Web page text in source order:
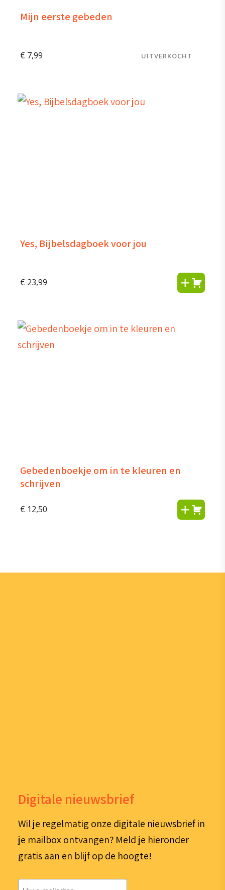
Mijn eerste gebeden
€ 7,99 UITVERKOCHT
Yes, Bijbelsdagboek voor jou
€ 23,99
Gebedenboekje om in te kleuren en
schrijven
€ 12,50
Digitale nieuwsbrief
Wil je regelmatig onze digitale nieuwsbrief in
je mailbox ontvangen? Meld je hieronder
gratis aan en blijf op de hoogte!